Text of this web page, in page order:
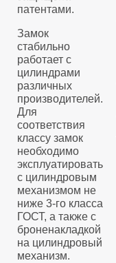
патентами.
Замок
стабильно
работает с
цилиндрами
различных
производителей.
Для
соответствия
классу замок
необходимо
эксплуатировать
с цилиндровым
механизмом не
ниже 3-го класса
ГОСТ, а также с
броненакладкой
на цилиндровый
механизм.